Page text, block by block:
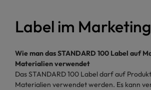
Label im Marketing
Wie man das STANDARD 100 Label auf
Materialien verwendet
Das STANDARD 100 Label darf auf
Materialien verwendet werden. Es kann